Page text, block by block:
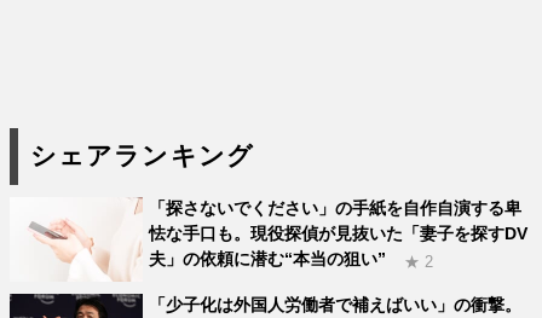
シェアランキング
「探さないでください」の手紙を自作自演する卑
怯な手口も。現役探偵が見抜いた「妻子を探すDV
夫」の依頼に潜む“本当の狙い”
★ 2
「少子化は外国人労働者で補えばいい」の衝撃。